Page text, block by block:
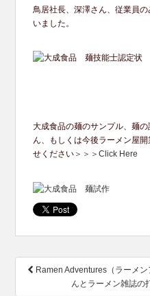
鳥居社長、深澤さん、従業員の
いました。
大成食品の麺のサンプル、麺
ん、もしくは今後ラーメン屋
せください＞＞＞Click Here
Ramen Adventures（ラーメ
んとラーメン雑誌の